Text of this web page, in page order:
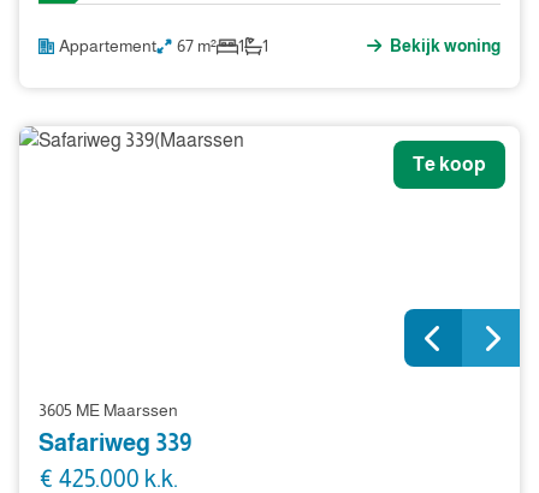
Appartement 67 m² 1 1 Bekijk woning
Te koop
3605 ME Maarssen
Safariweg 339
€ 425.000 k.k.